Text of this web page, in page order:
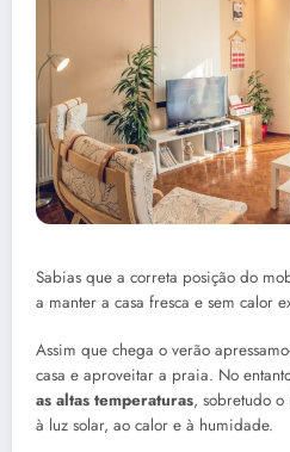
Sabias que a correta posição do
a manter a casa fresca e sem calor
Assim que chega o verão
casa e aproveitar a praia. No
as altas temperaturas, sobretudo
à luz solar, ao calor e à humidade.